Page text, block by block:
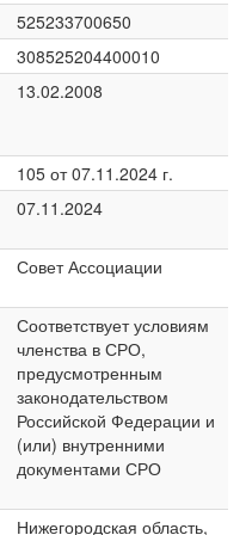
525233700650
308525204400010
13.02.2008
105 от 07.11.2024 г.
07.11.2024
Совет Ассоциации
Соответствует условиям
членства в СРО,
предусмотренным
законодательством
Российской Федерации и
(или) внутренними
документами СРО
Нижегородская область,